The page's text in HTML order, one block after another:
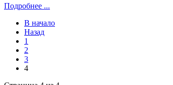
Подробнее ...
В начало
Назад
1
2
3
4